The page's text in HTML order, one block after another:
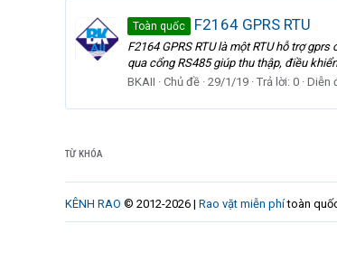
Toàn quốc F2164 GPRS RTU
F2164 GPRS RTU là một RTU hỗ trợ
qua cổng RS485 giúp thu thập, điều
BKAII
Chủ đề 29/1/19 Trả lời: 0 Diễn
TỪ KHÓA
KÊNH RAO © 2012-2026 | Rao vặt miễn phítoàn